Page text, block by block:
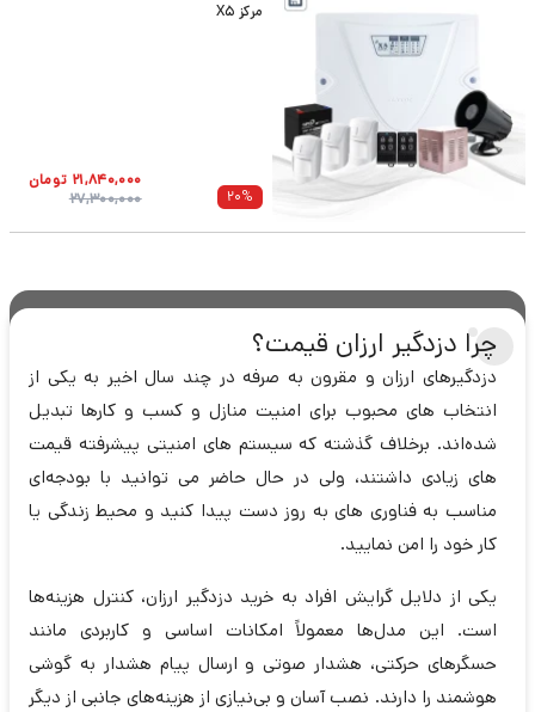
مرکز X5
20%
21,840,000 تومان
27,300,000
چرا دزدگیر ارزان قیمت؟
دزدگیرهای ارزان و مقرون‌ به‌ صرفه در چند سال اخیر به یکی از
انتخاب‌ های محبوب برای امنیت منازل و کسب‌ و کارها تبدیل
شده‌اند. برخلاف گذشته که سیستم‌ های امنیتی پیشرفته قیمت‌
های زیادی داشتند، ولی در حال حاضر می توانید با بودجه‌ای
مناسب به فناوری‌ های به‌ روز دست پیدا کنید و محیط زندگی یا
کار خود را امن نمایید.
یکی از دلایل گرایش افراد به خرید دزدگیر ارزان، کنترل هزینه‌ها
است. این مدل‌ها معمولاً امکانات اساسی و کاربردی مانند
حسگرهای حرکتی، هشدار صوتی و ارسال پیام هشدار به گوشی
هوشمند را دارند. نصب آسان و بی‌نیازی از هزینه‌های جانبی از دیگر